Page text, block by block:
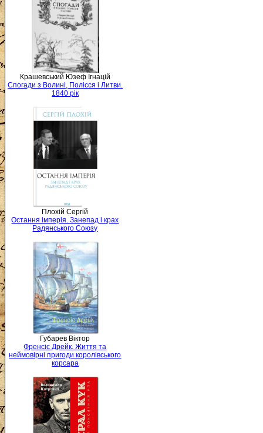
Крашевський Юзеф Ігнацій
Спогади з Волині, Полісся і Литви.
1840 рік
Плохій Сергій
Остання імперія. Занепад і крах
Радянського Союзу
Губарев Віктор
Френсіс Дрейк. Життя та
неймовірні пригоди королівського
корсара